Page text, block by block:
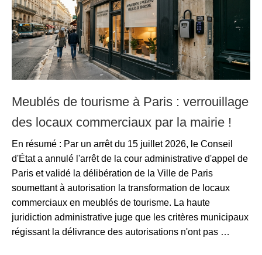
Meublés de tourisme à Paris : verrouillage
des locaux commerciaux par la mairie !
En résumé : Par un arrêt du 15 juillet 2026, le Conseil
d'État a annulé l'arrêt de la cour administrative d'appel de
Paris et validé la délibération de la Ville de Paris
soumettant à autorisation la transformation de locaux
commerciaux en meublés de tourisme. La haute
juridiction administrative juge que les critères municipaux
régissant la délivrance des autorisations n'ont pas …